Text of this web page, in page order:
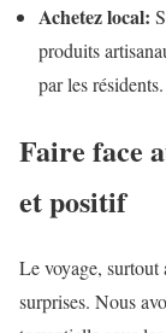
Achetez local:
produits
par les résidents.
Faire face
et positif
Le voyage, surtout
surprises. Nous